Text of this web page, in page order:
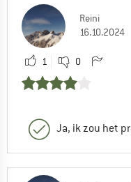
take the tent to a
they can make a
Reini
16.10.2024
1 0
Ja, ik zou het